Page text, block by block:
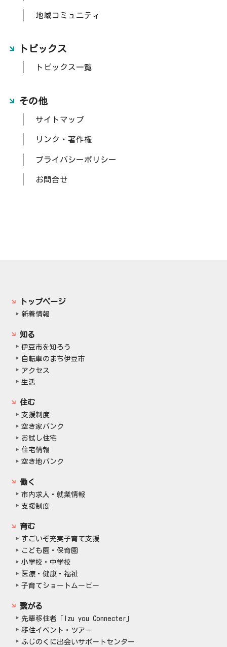
地域コミュニティ
トピックス
トピックス一覧
その他
サイトマップ
リンク・著作権
プライバシーポリシー
お問合せ
トップページ
新着情報
知る
伊豆市を知ろう
自転車のまち伊豆市
アクセス
生活
住む
支援制度
空き家バンク
お試し住宅
住宅情報
空き地バンク
働く
市内求人・就業情報
支援制度
育む
すごいぞ充実子育て支援
こども園・保育園
小学校・中学校
医療・健康・福祉
子育てショートムービー
繋がる
先輩移住者「Izu you Connecter」
移住イベント・ツアー
ふじのくに出会いサポートセンター